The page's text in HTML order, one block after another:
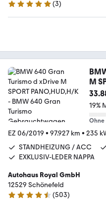
5 Sterne
(3)
M
19%
Ohne
EZ 06/2019 • 97.927 km • 235
STANDHEIZUNG / ACC
EXKLUSIV-LEDER NAPPA
Autohaus Royal GmbH
12529 Schönefeld
4.7 Sterne
(503)